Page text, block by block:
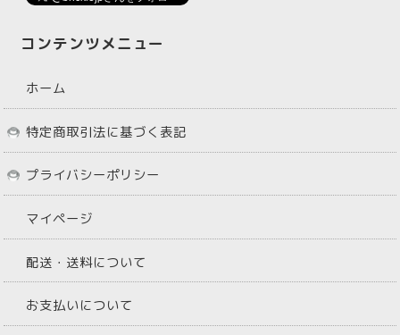
コンテンツメニュー
ホーム
特定商取引法に基づく表記
プライバシーポリシー
マイページ
配送・送料について
お支払いについて